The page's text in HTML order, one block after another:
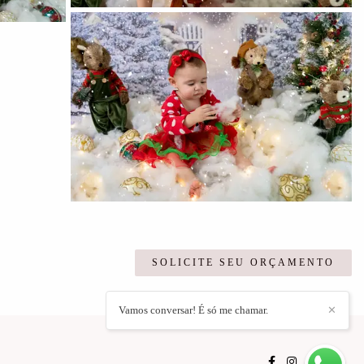
SOLICITE SEU ORÇAMENTO
✕
Vamos conversar! É só me chamar.